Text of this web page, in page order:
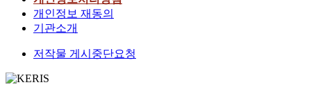
개인정보 재동의
기관소개
저작물 게시중단요청